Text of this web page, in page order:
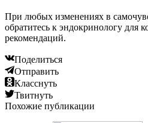
При любых изменениях в
обратитесь к эндокринологу для
рекомендаций.
Поделиться
Отправить
Класснуть
Твитнуть
Похожие публикации